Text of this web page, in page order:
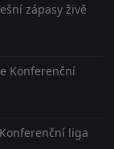
zápasy živě
Konferenční
liga